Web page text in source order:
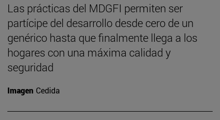
Las prácticas del MDGFI permiten ser
partícipe del desarrollo desde cero de un
genérico hasta que finalmente llega a los
hogares con una máxima calidad y
seguridad
Imagen Cedida